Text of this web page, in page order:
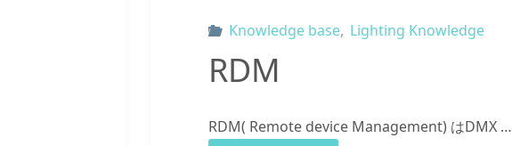
Knowledge base, Lighting Knowledge
RDM
RDM( Remote device Management) はDMX …